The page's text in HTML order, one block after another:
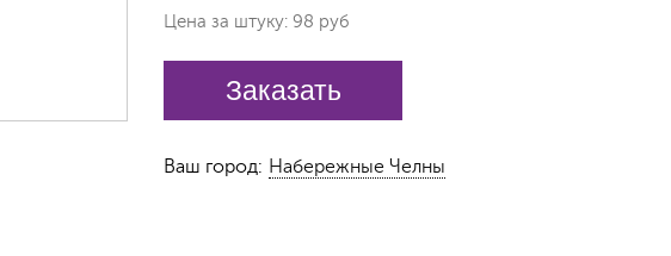
Цена за штуку: 98 руб
Заказать
Ваш город: Набережные Челны